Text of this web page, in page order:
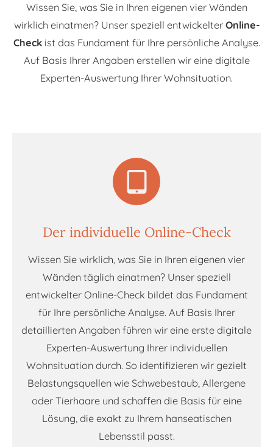
Wissen Sie, was Sie in Ihren eigenen vier Wänden
wirklich einatmen? Unser speziell entwickelter Online-
Checkist das Fundament für Ihre persönliche Analyse.
Auf Basis Ihrer Angaben erstellen wir eine digitale
Experten-Auswertung Ihrer Wohnsituation.
Der individuelle Online-Check
Wissen Sie wirklich, was Sie in Ihren eigenen vier
Wänden täglich einatmen? Unser speziell
entwickelter Online-Check bildet das Fundament
für Ihre persönliche Analyse. Auf Basis Ihrer
detaillierten Angaben führen wir eine erste digitale
Experten-Auswertung Ihrer individuellen
Wohnsituation durch. So identifizieren wir gezielt
Belastungsquellen wie Schwebestaub, Allergene
oder Tierhaare und schaffen die Basis für eine
Lösung, die exakt zu Ihrem hanseatischen
Lebensstil passt.